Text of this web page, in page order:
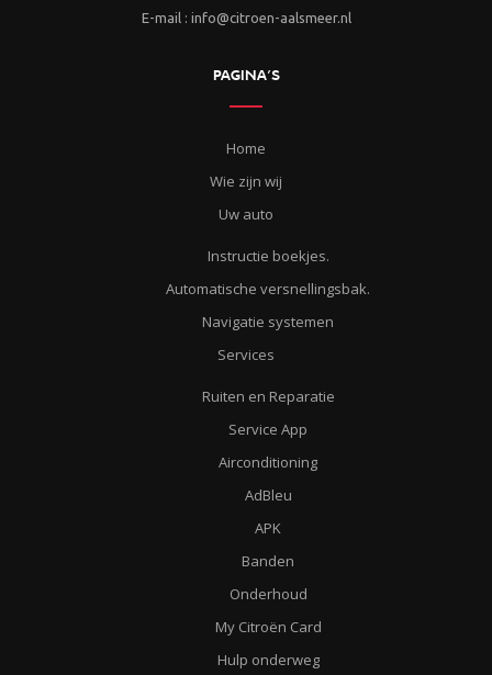
E-mail : info@citroen-aalsmeer.nl
PAGINA’S
Home
Wie zijn wij
Uw auto
Instructie boekjes.
Automatische versnellingsbak.
Navigatie systemen
Services
Ruiten en Reparatie
Service App
Airconditioning
AdBleu
APK
Banden
Onderhoud
My Citroën Card
Hulp onderweg